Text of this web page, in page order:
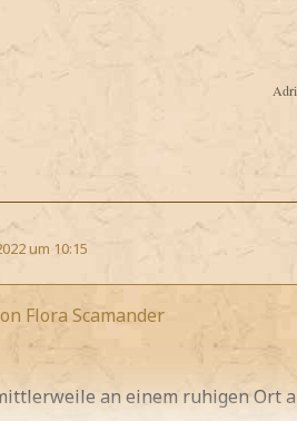
um 10:15
Flora Scamander
an einem ruhigen Ort